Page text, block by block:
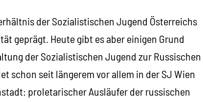
der Sozialistischen Jugend Österreichs
geprägt. Heute gibt es aber einigen Grund
der Sozialistischen Jugend zur Russischen
schon seit längerem vor allem in der SJ Wien
proletarischer Ausläufer der russischen